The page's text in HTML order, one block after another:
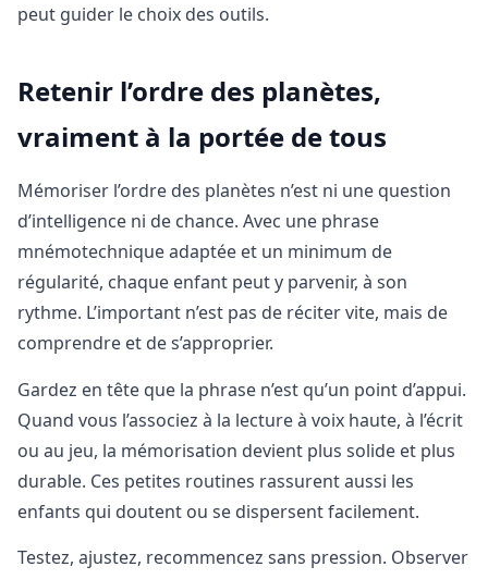
peut guider le choix des outils.
Retenir l’ordre des planètes,
vraiment à la portée de tous
Mémoriser l’ordre des planètes n’est ni une question
d’intelligence ni de chance. Avec une phrase
mnémotechnique adaptée et un minimum de
régularité, chaque enfant peut y parvenir, à son
rythme. L’important n’est pas de réciter vite, mais de
comprendre et de s’approprier.
Gardez en tête que la phrase n’est qu’un point d’appui.
Quand vous l’associez à la lecture à voix haute, à l’écrit
ou au jeu, la mémorisation devient plus solide et plus
durable. Ces petites routines rassurent aussi les
enfants qui doutent ou se dispersent facilement.
Testez, ajustez, recommencez sans pression. Observer